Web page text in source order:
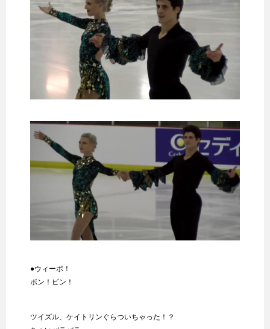
●ウィーポ！
ポン！ピン！
ツイズル、ケイトリンぐらついちゃった！？